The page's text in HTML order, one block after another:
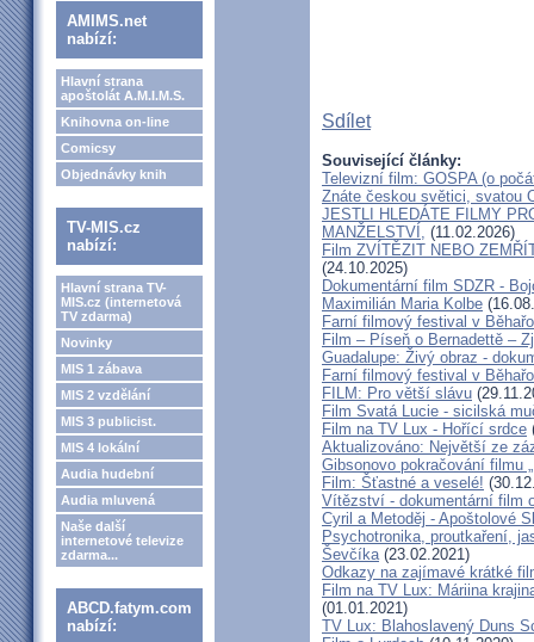
AMIMS.net
nabízí:
Hlavní strana
apoštolát A.M.I.M.S.
Knihovna on-line
Comicsy
Objednávky knih
TV-MIS.cz
nabízí:
Hlavní strana TV-
MIS.cz (internetová
TV zdarma)
Novinky
MIS 1 zábava
MIS 2 vzdělání
MIS 3 publicist.
MIS 4 lokální
Audia hudební
Audia mluvená
Naše další
internetové televize
zdarma...
ABCD.fatym.com
nabízí:
Sdílet
Související články:
Televizní film: GOSPA (o
Znáte českou světici, svatou
JESTLI HLEDÁTE FILMY
MANŽELSTVÍ, (11.02.2026)
Film ZVÍTĚZIT NEBO
(24.10.2025)
Dokumentární film SDZR -
Maximilián Maria Kolbe
Farní filmový festival v
Film – Píseň o Bernadettě –
Guadalupe: Živý obraz -
Farní filmový festival v
FILM: Pro větší slávu
Film Svatá Lucie - sicilská
Film na TV Lux - Hořící srdce
Aktualizováno: Největší ze
Gibsonovo pokračování filmu
Film: Šťastné a veselé!
Vítězství - dokumentární film
Cyril a Metoděj - Apoštolové
Psychotronika, proutkaření,
Ševčíka(23.02.2021)
Odkazy na zajímavé krátké
Film na TV Lux: Máriina
(01.01.2021)
TV Lux: Blahoslavený Duns